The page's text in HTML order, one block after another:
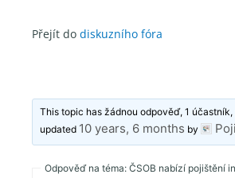
Přejít do diskuzního fóra
This topic has žádnou odpověď, 1
updated 10 years, 6 months by
Odpověď na téma: ČSOB nabízí pojištění